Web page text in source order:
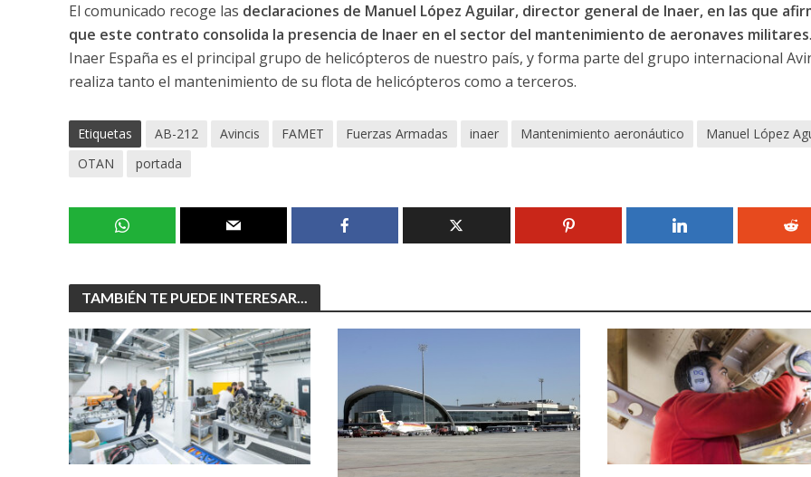
El comunicado recoge las declaraciones de Manuel López Aguilar, director general de Inaer, en las que
que este contrato consolida la presencia de Inaer en el sector del mantenimiento de aeronaves militares.
Inaer España es el principal grupo de helicópteros de nuestro país, y forma parte del grupo internacional
realiza tanto el mantenimiento de su flota de helicópteros como a terceros.
Etiquetas AB-212 Avincis FAMET Fuerzas Armadas inaer Mantenimiento aeronáutico
Manuel López
OTAN
portada
TAMBIÉN TE PUEDE INTERESAR...